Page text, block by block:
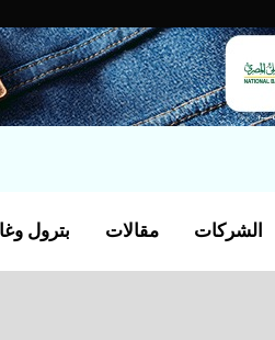
بترول مقالات الشركات